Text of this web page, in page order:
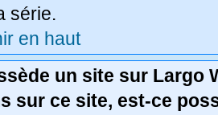
série.
en haut
un site sur Largo
sur ce site, est-ce